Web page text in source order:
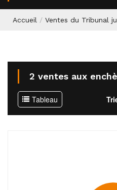
Accueil / Ventes du Tribunal
2 ventes aux
Tableau